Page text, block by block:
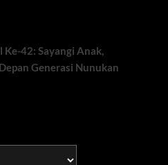
42: Sayangi Anak,
Generasi Nunukan